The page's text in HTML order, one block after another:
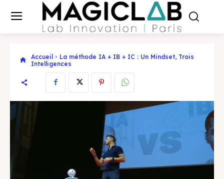
Accueil
La méthode IA + IB + IC : Un Mindset, Trois
Intelligences